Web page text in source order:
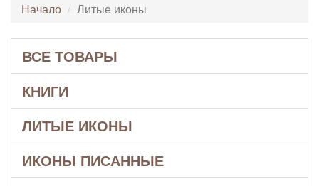
Начало Литые иконы
ВСЕ ТОВАРЫ
КНИГИ
ЛИТЫЕ ИКОНЫ
ИКОНЫ ПИСАННЫЕ